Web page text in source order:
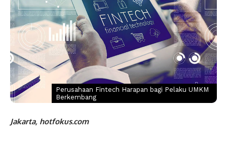
Perusahaan Fintech Harapan bagi Pelaku UMKM
Berkembang
Jakarta, hotfokus.com